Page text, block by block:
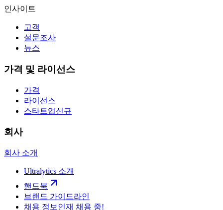
인사이트
고객
설문조사
뉴스
가격 및 라이선스
가격
라이선스
스타트업신규
회사
회사 소개
Ultralytics 소개
핸드북
브랜드 가이드라인
채용 정보 인재 채용 중!